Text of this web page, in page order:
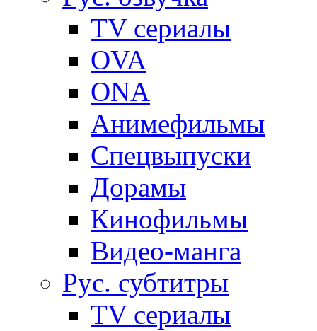
TV сериалы
OVA
ONA
Анимефильмы
Спецвыпуски
Дорамы
Кинофильмы
Видео-манга
Рус. субтитры
TV сериалы